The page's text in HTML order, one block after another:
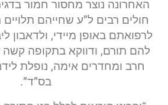
האחרונה נוצר מחסור חמור
חולים רבים ל”ע שחייהם תלויים
לרפואתם באופן מיידי, ולדאבון
להם תורם, ודווקא בתקופה
חרב ומחדרים אימה, נופלת
בס”ד”.